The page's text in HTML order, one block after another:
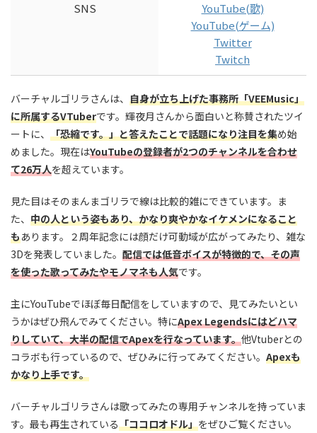
SNS
YouTube(歌)
YouTube(ゲーム)
Twitter
Twitch
バーチャルゴリラさんは、 自身が立ち上げた事務所「VEEMusic」
に所属するVTuberです。輝夜月さんから面白いと称賛されたツイ
ートに、 「恐縮です。」と答えたことで話題になり注目を集め始
めました。現在はYouTubeの登録者が2つのチャンネルを合わせ
て26万人を超えています。
見た目はそのまんまゴリラで線は比較的雑にできています。ま
た、 中の人という姿もあり、かなり爽やかなイケメンになること
もあります。２周年記念には顔だけ可動域が広がってみたり、雑な
3Dを発表していました。 配信では低音ボイスが特徴的で、その声
を使った歌ってみたやモノマネも人気です。
主にYouTubeでほぼ毎日配信をしていますので、見てみたいとい
うかはぜひ飛んでみてください。特にApex Legendsにはどハマ
りしていて、大半の配信でApexを行なっています。他Vtuberとの
コラボも行っているので、ぜひみに行ってみてください。 Apexも
かなり上手です。
バーチャルゴリラさんは歌ってみたの専用チャンネルを持っていま
す。最も再生されている「ココロオドル」をぜひご覧ください。